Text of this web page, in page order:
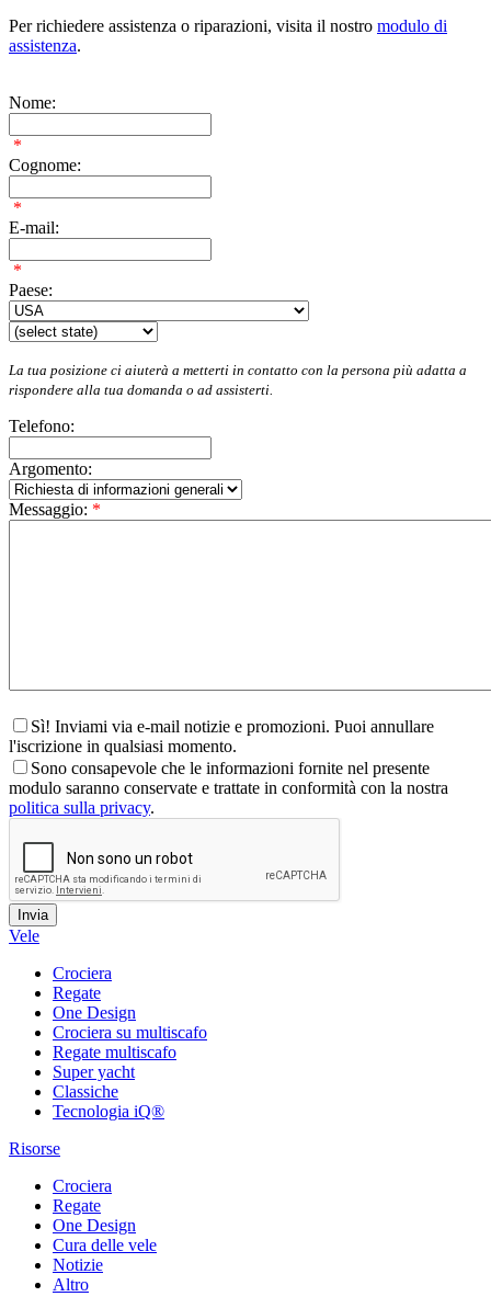
Per richiedere assistenza o riparazioni, visita il nostro modulo di
assistenza.
Nome:
*
Cognome:
*
E-mail:
*
Paese:
La tua posizione ci aiuterà a metterti in contatto con la persona più adatta a
rispondere alla tua domanda o ad assisterti.
Telefono:
Argomento:
Messaggio: *
Sì! Inviami via e-mail notizie e promozioni. Puoi annullare
l'iscrizione in qualsiasi momento.
Sono consapevole che le informazioni fornite nel presente
modulo saranno conservate e trattate in conformità con la nostra
politica sulla privacy.
Vele
Crociera
Regate
One Design
Crociera su multiscafo
Regate multiscafo
Super yacht
Classiche
Tecnologia iQ®
Risorse
Crociera
Regate
One Design
Cura delle vele
Notizie
Altro